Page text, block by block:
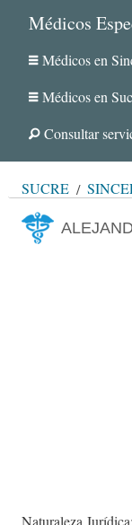
Médicos
Médicos en
Médicos en
Consultar
SUCRE
Naturaleza Jurídica: